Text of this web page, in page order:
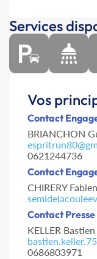
Services
Vos
Contact
BRIANCHON
0621244736
Contact
CHIRERY Fabien
Contact Presse
KELLER Bastien
0686803971